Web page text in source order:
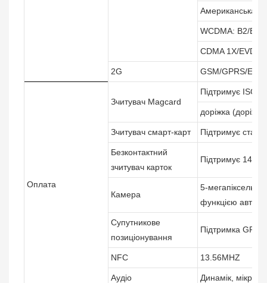
Американська
WCDMA: B2/B4/
CDMA 1X/EVDO:
2G GSM/GPRS/
Оплата
Зчитувач Magcard
Підтримує
доріжка
Зчитувач смарт-карт Підтримує
Безконтактний
зчитувач карток
Підтримує
Камера
5-
функцією
Супутникове
позиціонування
Підтримка GPS
NFC 13.56MHZ
Аудіо Динамік,